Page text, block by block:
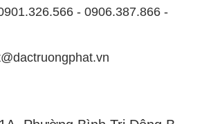
- 0906.387.866 -